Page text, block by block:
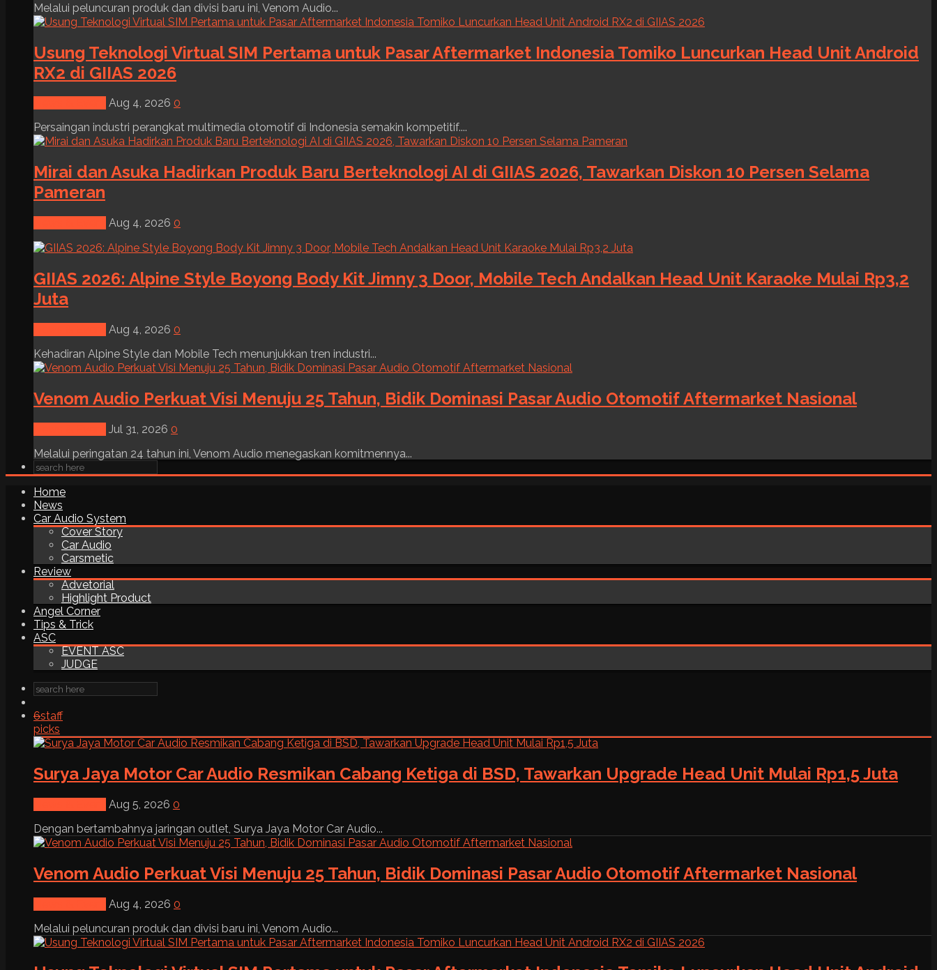
Melalui peluncuran produk dan divisi baru ini, Venom Audio...
Usung Teknologi Virtual SIM Pertama untuk Pasar Aftermarket Indonesia Tomiko Luncurkan Head Unit Android
RX2 di GIIAS 2026
Aug 4, 2026 0
Persaingan industri perangkat multimedia otomotif di Indonesia semakin kompetitif....
Mirai dan Asuka Hadirkan Produk Baru Berteknologi AI di GIIAS 2026, Tawarkan Diskon 10 Persen Selama
Pameran
Aug 4, 2026 0
GIIAS 2026: Alpine Style Boyong Body Kit Jimny 3 Door, Mobile Tech Andalkan Head Unit Karaoke Mulai Rp3,2
Juta
Aug 4, 2026 0
Kehadiran Alpine Style dan Mobile Tech menunjukkan tren industri...
Venom Audio Perkuat Visi Menuju 25 Tahun, Bidik Dominasi Pasar Audio Otomotif Aftermarket Nasional
Jul 31, 2026 0
Melalui peringatan 24 tahun ini, Venom Audio menegaskan komitmennya...
Home
News
Car Audio System
Cover Story
Car Audio
Carsmetic
Review
Advetorial
Highlight Product
Angel Corner
Tips & Trick
ASC
EVENT ASC
JUDGE
6staff
picks
Surya Jaya Motor Car Audio Resmikan Cabang Ketiga di BSD, Tawarkan Upgrade Head Unit Mulai Rp1,5 Juta
Aug 5, 2026 0
Dengan bertambahnya jaringan outlet, Surya Jaya Motor Car Audio...
Venom Audio Perkuat Visi Menuju 25 Tahun, Bidik Dominasi Pasar Audio Otomotif Aftermarket Nasional
Aug 4, 2026 0
Melalui peluncuran produk dan divisi baru ini, Venom Audio...